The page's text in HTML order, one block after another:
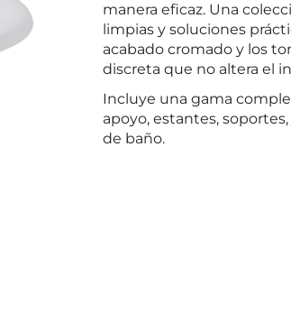
manera eficaz. Una
limpias y soluciones
acabado cromado y los
discreta que no altera el
Incluye una gama
apoyo, estantes,
de baño.